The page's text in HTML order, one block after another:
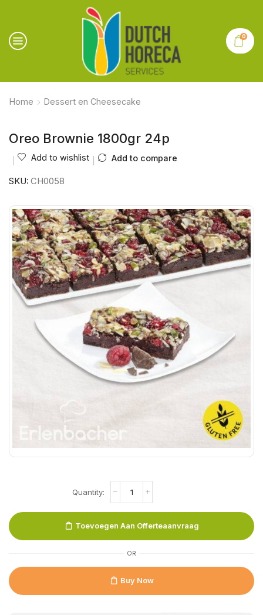
0
Home Dessert en Cheesecake
Oreo Brownie 1800gr 24p
Add to wishlist Add to compare
SKU: CH0058
Toevoegen Aan Offerteaanvraag
OR
Buy Now